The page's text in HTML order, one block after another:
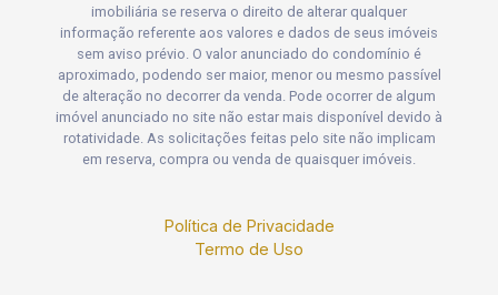
imobiliária se reserva o direito de alterar qualquer
informação referente aos valores e dados de seus imóveis
sem aviso prévio. O valor anunciado do condomínio é
aproximado, podendo ser maior, menor ou mesmo passível
de alteração no decorrer da venda. Pode ocorrer de algum
imóvel anunciado no site não estar mais disponível devido à
rotatividade. As solicitações feitas pelo site não implicam
em reserva, compra ou venda de quaisquer imóveis.
Política de Privacidade
Termo de Uso